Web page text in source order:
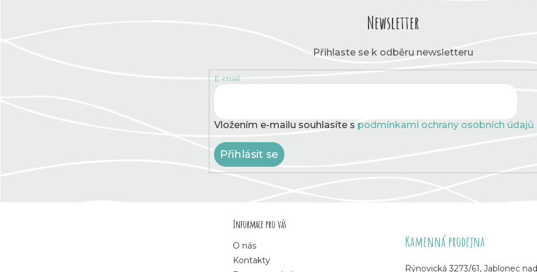
Newsletter
Přihlaste se k odběru newsletteru
E-mail
Vložením e-mailu souhlasíte s podmínkami ochrany osobních údajů
Přihlásit se
Informace pro vás
O nás
Kontakty
Kamenná prodejna
Rýnovická 3273/61, Jablonec nad